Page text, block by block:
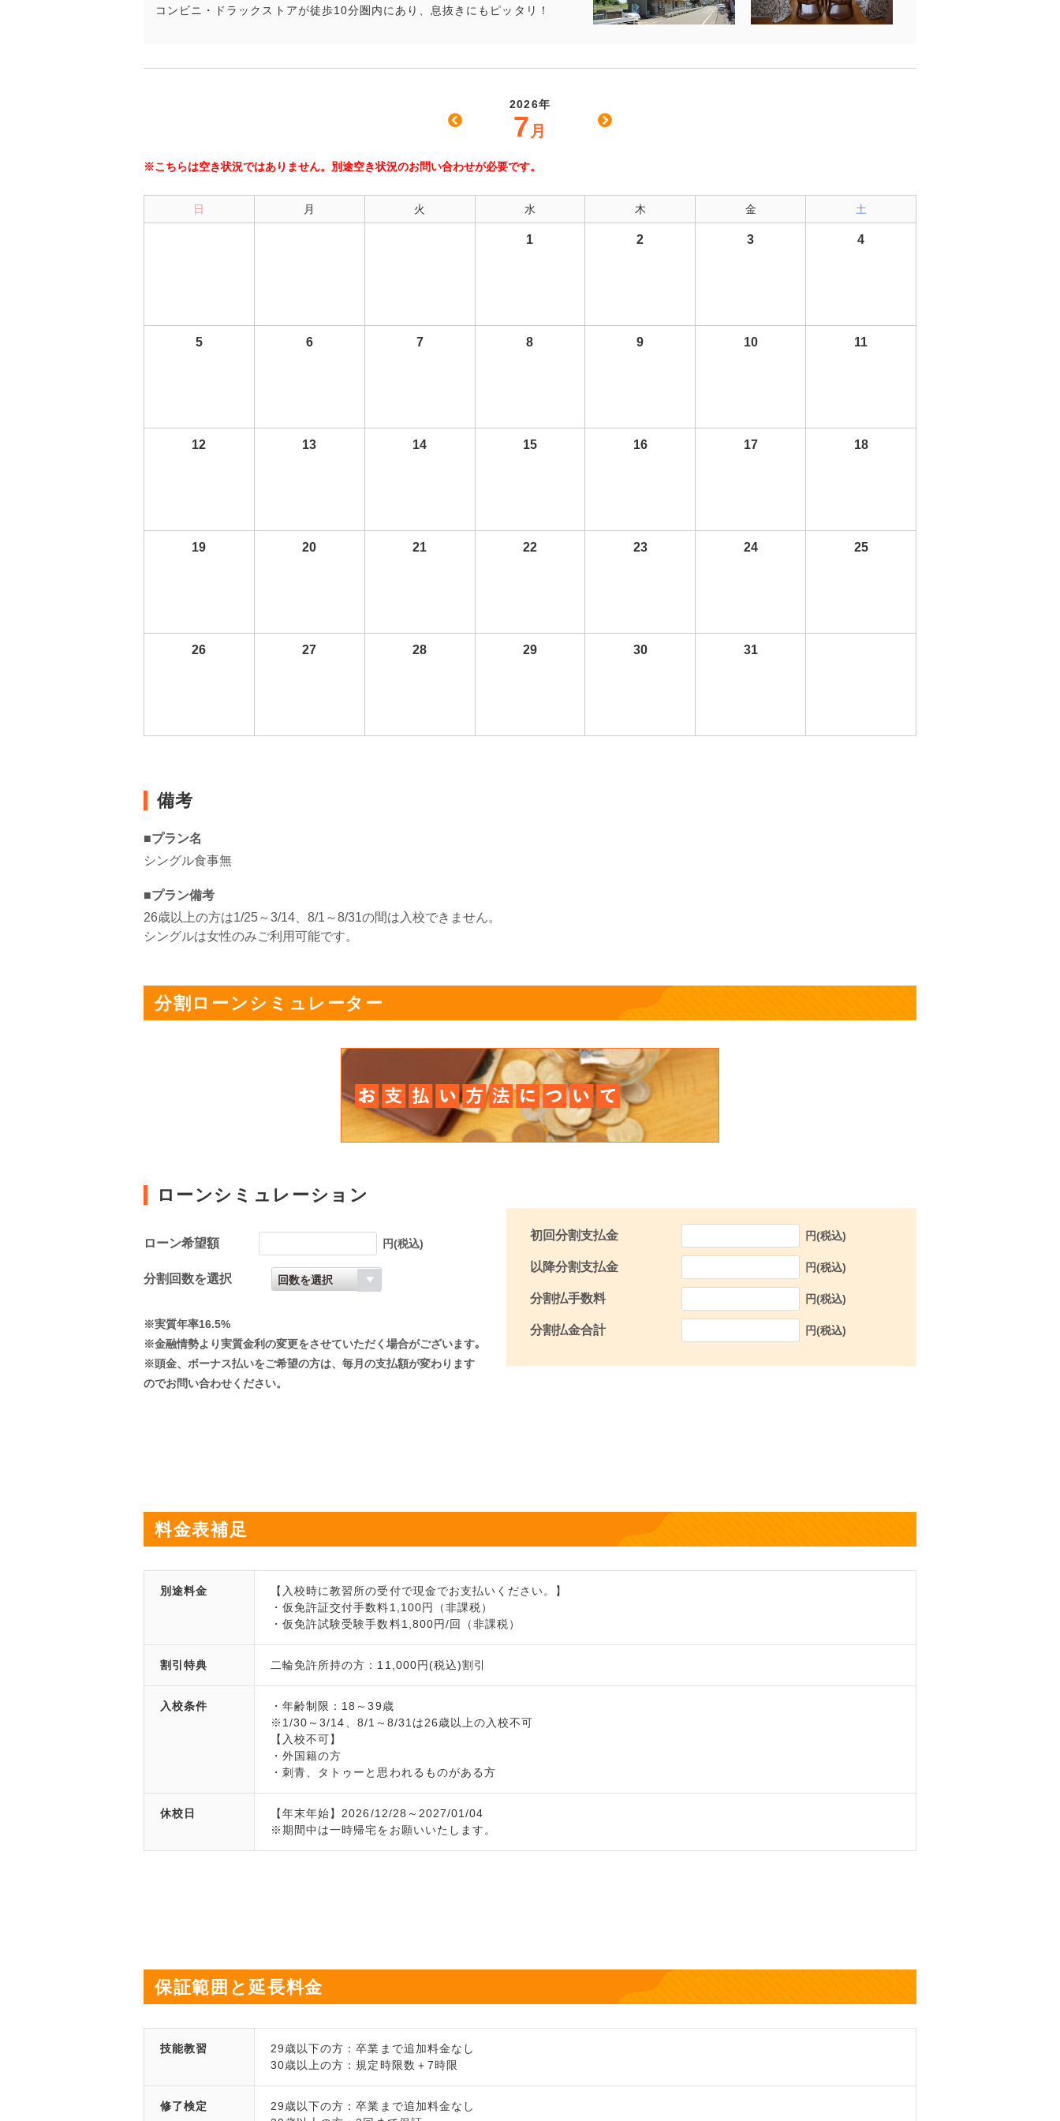
コンビニ・ドラックストアが徒歩10分圏内にあり、息抜きにもピッタリ！
2026年
7 月
※こちらは空き状況ではありません。別途空き状況のお問い合わせが必要です。
日 月 火 水 木 金 土
1 2 3 4
5 6 7 8 9 10 11
12 13 14 15 16 17 18
19 20 21 22 23 24 25
26 27 28 29 30 31
備考
■プラン名
シングル食事無
■プラン備考
26歳以上の方は1/25～3/14、8/1～8/31の間は入校できません。
シングルは女性のみご利用可能です。
分割ローンシミュレーター
ローンシミュレーション
ローン希望額 円(税込)
分割回数を選択
初回分割支払金 円(税込)
以降分割支払金 円(税込)
分割払手数料 円(税込)
分割払金合計 円(税込)
※実質年率16.5%
※金融情勢より実質金利の変更をさせていただく場合がございます｡
※頭金、ボーナス払いをご希望の方は、毎月の支払額が変わります
のでお問い合わせください。
料金表補足
別途料金
【入校時に教習所の受付で現金でお支払いください。】
・仮免許証交付手数料1,100円（非課税）
・仮免許試験受験手数料1,800円/回（非課税）
割引特典 二輪免許所持の方：11,000円(税込)割引
入校条件
・年齢制限：18～39歳
※1/30～3/14、8/1～8/31は26歳以上の入校不可
【入校不可】
・外国籍の方
・刺青、タトゥーと思われるものがある方
休校日
【年末年始】2026/12/28～2027/01/04
※期間中は一時帰宅をお願いいたします。
保証範囲と延長料金
技能教習
29歳以下の方：卒業まで追加料金なし
30歳以上の方：規定時限数＋7時限
修了検定
29歳以下の方：卒業まで追加料金なし